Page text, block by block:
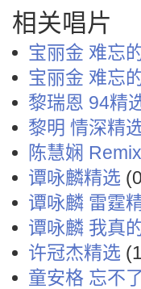
相关唱片
宝丽金 难忘
宝丽金 难忘
黎瑞恩 94精
黎明 情深精
陈慧娴
谭咏麟精选
谭咏麟 雷霆
谭咏麟 我真
许冠杰精选
童安格 忘不